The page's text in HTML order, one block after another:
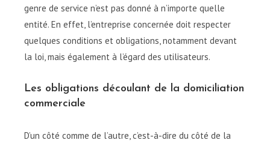
genre de service n’est pas donné à n’importe quelle
entité. En effet, l’entreprise concernée doit respecter
quelques conditions et obligations, notamment devant
la loi, mais également à l’égard des utilisateurs.
Les obligations découlant de la domiciliation
commerciale
D’un côté comme de l’autre, c’est-à-dire du côté de la